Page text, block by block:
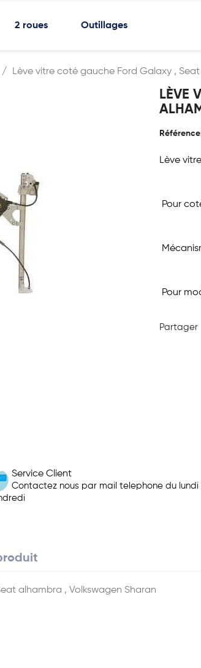
2 roues Outillages
Lève vitre coté gauche Ford Galaxy ,
LÈVE
Lève
Pour
Pour
Partager
Service Client
Contactez nous par mail telephone du lundi
alhambra , Volkswagen Sharan